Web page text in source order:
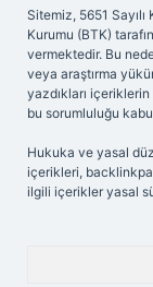
Sitemiz, 5651
Kurumu (BTK)
vermektedir. Bu
veya araştırma
yazdıkları
bu sorumluluğu
Hukuka ve yasal
içerikleri,
ilgili içerikler yasal